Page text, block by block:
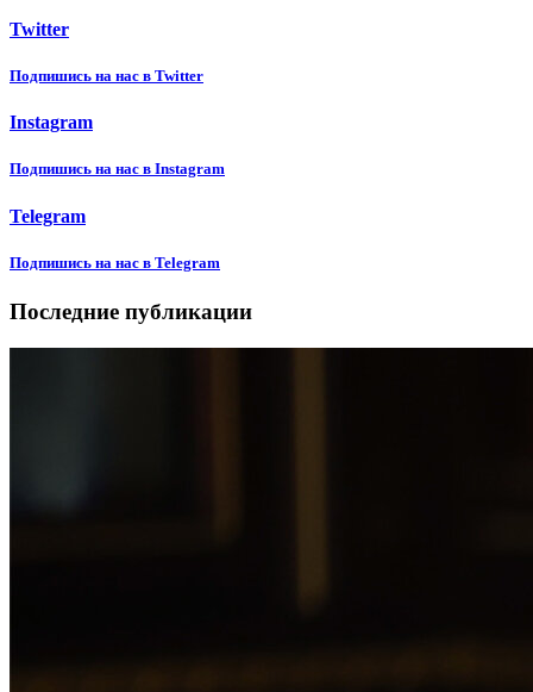
Twitter
Подпишиcь на нас в Twitter
Instagram
Подпишиcь на нас в Instagram
Telegram
Подпишиcь на нас в Telegram
Последние публикации